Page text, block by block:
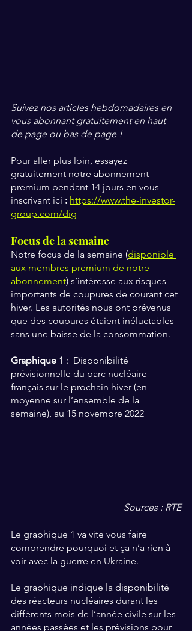
Suivez nos articles hebdomadaires en
vous abonnant gratuitement en haut
de page ou bas de page !
Pour aller plus loin, essayez
gratuitement notre abonnement
premium pendant 14 jours en vous
inscrivant ici : https://www.the-investor-
group.com/dig
Focus de la semaine
Notre focus de la semaine (disponible
aux membres premium de notre
abonnement) s’intéresse aux risques
importants de coupures de courant cet
hiver. Les autorités nous ont prévenus
que des coupures étaient inéluctables
sans une baisse de la consommation.
Graphique 1 :  Disponibilité
prévisionnelle du parc nucléaire
français sur le prochain hiver (en
moyenne sur l’ensemble de la
semaine), au 15 novembre 2022
Sources : RTE
Le graphique 1 va vite vous faire
comprendre pourquoi et ça n’a rien à
voir avec la guerre en Ukraine.
Le graphique indique la disponibilité
des réacteurs nucléaires durant les
différents mois de l’année civile sur les
années passées et les prévisions pour